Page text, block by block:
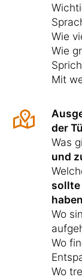
Wie
Wie
Mit
der
Was
und
sollte
haben
Wo
Wo
Wo